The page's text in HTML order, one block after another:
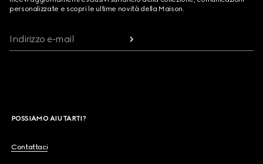
personalizzate e scopri le ultime novità della Maison.
Indirizzo e-mail
POSSIAMO AIUTARTI?
Contattaci